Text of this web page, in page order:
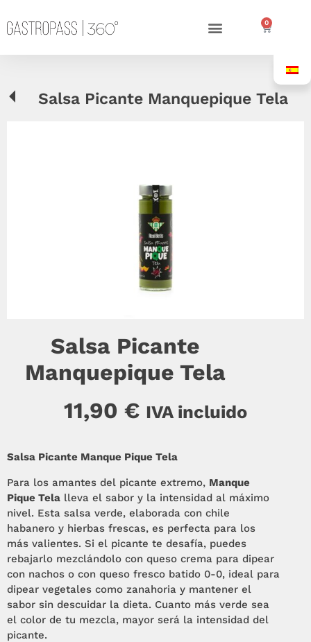
0
Salsa Picante Manquepique Tela
Salsa Picante
Manquepique Tela
11,90 € IVA incluido
Salsa Picante Manque Pique Tela
Para los amantes del picante extremo, Manque
Pique Tela lleva el sabor y la intensidad al máximo
nivel. Esta salsa verde, elaborada con chile
habanero y hierbas frescas, es perfecta para los
más valientes. Si el picante te desafía, puedes
rebajarlo mezclándolo con queso crema para dipear
con nachos o con queso fresco batido 0-0, ideal para
dipear vegetales como zanahoria y mantener el
sabor sin descuidar la dieta. Cuanto más verde sea
el color de tu mezcla, mayor será la intensidad del
picante.